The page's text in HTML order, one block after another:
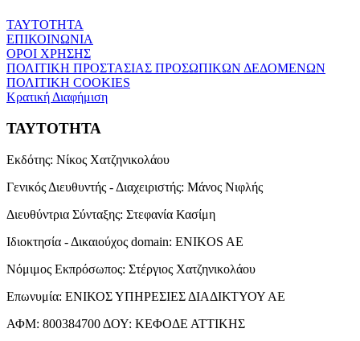
ΤΑΥΤΟΤΗΤΑ
ΕΠΙΚΟΙΝΩΝΙΑ
ΟΡΟΙ ΧΡΗΣΗΣ
ΠΟΛΙΤΙΚΗ ΠΡΟΣΤΑΣΙΑΣ ΠΡΟΣΩΠΙΚΩΝ ΔΕΔΟΜΕΝΩΝ
ΠΟΛΙΤΙΚΗ COOKIES
Κρατική Διαφήμιση
ΤΑΥΤΟΤΗΤΑ
Εκδότης: Νίκος Χατζηνικολάου
Γενικός Διευθυντής - Διαχειριστής: Μάνος Νιφλής
Διευθύντρια Σύνταξης: Στεφανία Κασίμη
Ιδιοκτησία - Δικαιούχος domain: ENIKOS AE
Νόμιμος Εκπρόσωπος: Στέργιος Χατζηνικολάου
Επωνυμία: ΕΝΙΚΟΣ ΥΠΗΡΕΣΙΕΣ ΔΙΑΔΙΚΤΥΟΥ ΑΕ
ΑΦΜ: 800384700 ΔΟΥ: ΚΕΦΟΔΕ ΑΤΤΙΚΗΣ